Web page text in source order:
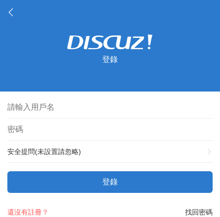
登錄
安全提問(未設置請忽略)
登錄
找回密碼
還沒有註冊？